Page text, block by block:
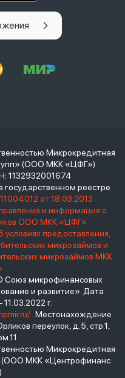
Микрокредитная
(ООО МКК «ЦФГ»)
1132932001674
государственном реестре
от 18.03.2013
и информация о
ООО МКК «ЦФГ»
предоставления,
микрозаймов и
микрозаймов МКК
микрофинансовых
и развитие». Дата
г.
. Местонахождение
переулок, д.5, стр.1,
Микрокредитная
(ООО МКК «Центрофинанс